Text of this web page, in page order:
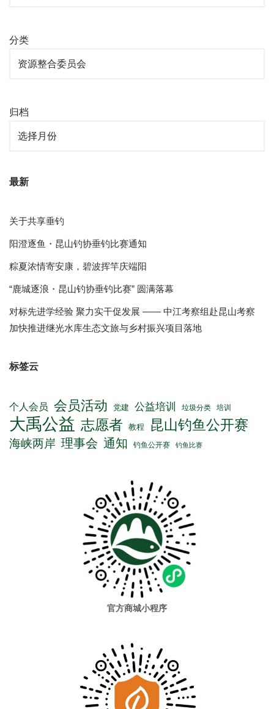
分类
归档
最新
关于共享垂钓
阳澄逐鱼・昆山钓协垂钓比赛通知
粽夏浓情寄安康，碧波挥竿庆端阳
“鹿城逐浪・昆山钓协垂钓比赛” 圆满落幕
对标先进学经验 聚力实干促发展 —— 中江考察组赴昆山考察
加快推进继光水库生态文旅与乡村振兴项目落地
标签云
个人会员 会员活动 党建 公益培训 垃圾分类 培训
大禹公益 志愿者 教程 昆山钓鱼公开赛
海峡两岸 理事会 通知 钓鱼公开赛 钓鱼比赛
官方商城小程序